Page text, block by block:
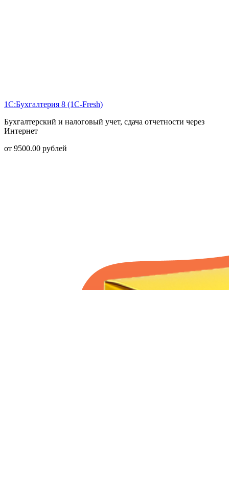
1С:Бухгалтерия 8 (1С-Fresh)
Бухгалтерский и налоговый учет, сдача отчетности через
Интернет
от 9500.00 рублей